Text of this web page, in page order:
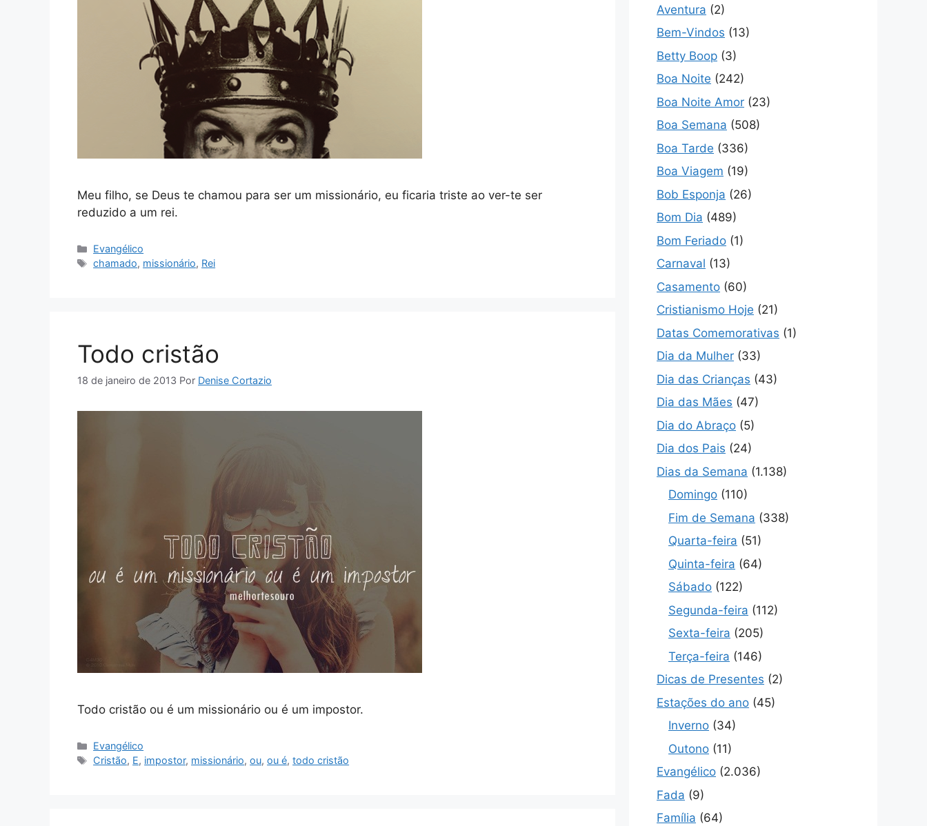
Meu filho, se Deus te chamou para ser um missionário, eu ficaria triste ao ver-te ser
reduzido a um rei.
Categorias
Evangélico
Tags
chamado, missionário, Rei
Todo cristão
18 de janeiro de 2013 Por Denise Cortazio
Todo cristão ou é um missionário ou é um impostor.
Categorias
Evangélico
Tags
Cristão, E, impostor, missionário,ou,ou é,todo cristão
Aventura (2)
Bem-Vindos (13)
Betty Boop (3)
Boa Noite (242)
Boa Noite Amor (23)
Boa Semana (508)
Boa Tarde (336)
Boa Viagem (19)
Bob Esponja (26)
Bom Dia (489)
Bom Feriado (1)
Carnaval (13)
Casamento (60)
Cristianismo Hoje (21)
Datas Comemorativas (1)
Dia da Mulher (33)
Dia das Crianças (43)
Dia das Mães (47)
Dia do Abraço (5)
Dia dos Pais (24)
Dias da Semana (1.138)
Domingo (110)
Fim de Semana (338)
Quarta-feira (51)
Quinta-feira (64)
Sábado (122)
Segunda-feira (112)
Sexta-feira (205)
Terça-feira (146)
Dicas de Presentes (2)
Estações do ano (45)
Inverno (34)
Outono (11)
Evangélico (2.036)
Fada (9)
Família (64)